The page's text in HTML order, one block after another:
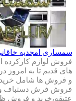
سمساری امجدیه
فروش لوازم
های قدیم تا به امروز
و فروش ها شامل
فروش فرش دستباف
عتیقه،خرید و